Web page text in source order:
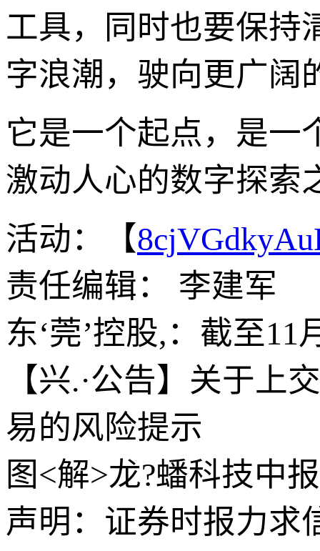
工具，同时也要保持
字浪潮，驶向更广阔
它是一个起点，是一
激动人心的数字探索
活动：【
责任编辑： 李建军
东‘莞’控股,：截至
【兴.·公告】关于上
易的风险提示
图<解>龙?蟠科技中
声明：证券时报力求